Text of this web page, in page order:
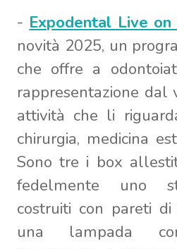
- Expodental Live on
novità 2025, un
che offre a
rappresentazione dal
attività che li
chirurgia, medicina
Sono tre i box
fedelmente uno
costruiti con pareti
una lampada